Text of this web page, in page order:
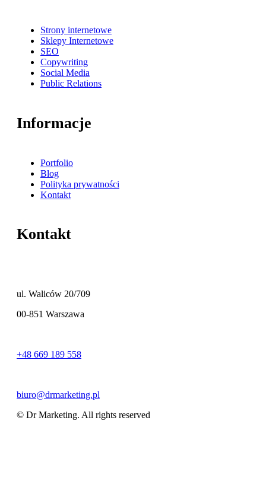
Strony internetowe
Sklepy Internetowe
SEO
Copywriting
Social Media
Public Relations
Informacje
Portfolio
Blog
Polityka prywatności
Kontakt
Kontakt
ul. Waliców 20/709
00-851 Warszawa
+48 669 189 558
biuro@drmarketing.pl
© Dr Marketing. All rights reserved